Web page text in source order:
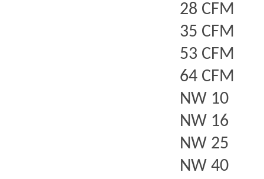
28 CFM
35 CFM
53 CFM
64 CFM
NW 10
NW 16
NW 25
NW 40